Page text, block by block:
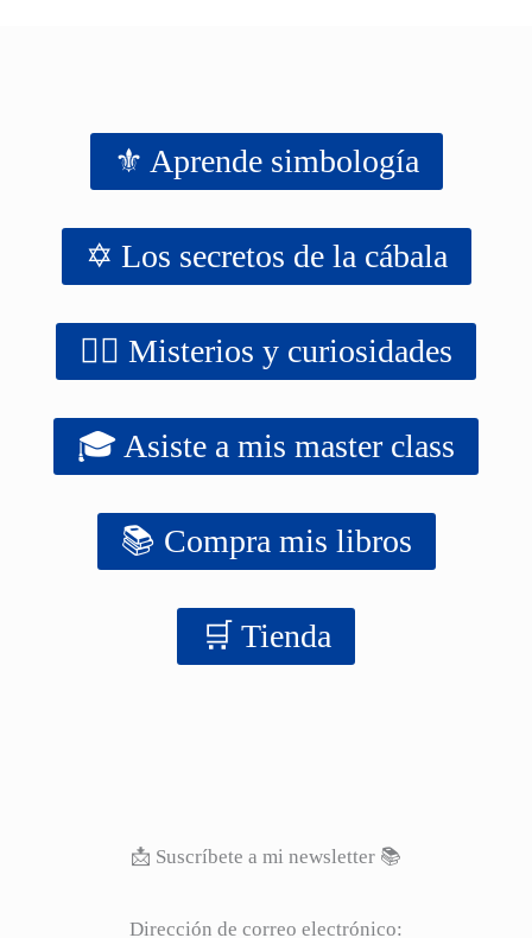
⚜️ Aprende simbología
✡️ Los secretos de la cábala
‍‍‍‍‍🧙‍♂️ Misterios y curiosidades
🎓 Asiste a mis master class
📚 Compra mis libros
‍‍🛒 Tienda
📩 Suscríbete a mi newsletter 📚
Dirección de correo electrónico: